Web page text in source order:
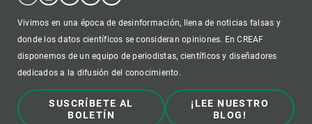
Vivimos en una época de desinformación, llena de noticias falsas y
donde los datos científicos se consideran opiniones. En CREAF
disponemos de un equipo de periodistas, científicos y diseñadores
dedicados a la difusión del conocimiento.
SUSCRÍBETE AL
BOLETÍN
¡LEE NUESTRO
BLOG!